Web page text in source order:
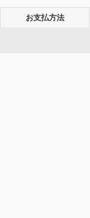
お支払方法